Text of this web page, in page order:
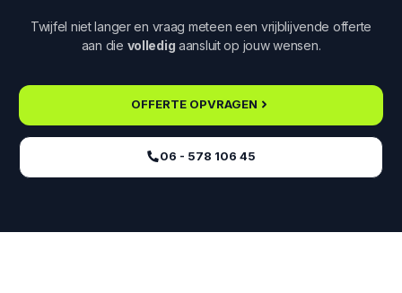
Twijfel niet langer en vraag meteen een vrijblijvende offerte
aan die volledig aansluit op jouw wensen.
OFFERTE OPVRAGEN
06 - 578 106 45‬